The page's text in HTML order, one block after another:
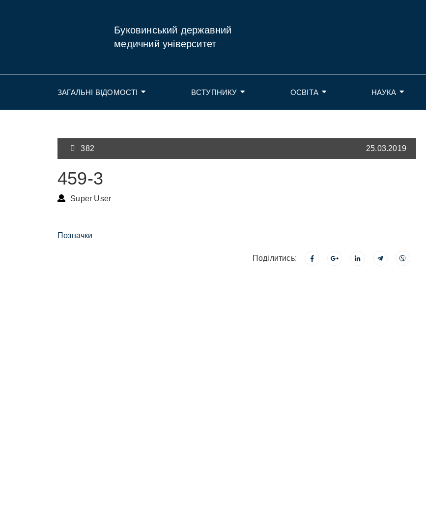
Буковинський державний
медичний університет
ЗАГАЛЬНІ ВІДОМОСТІ ВСТУПНИКУ ОСВІТА НАУКА
382 25.03.2019
459-3
Super User
Позначки
Поділитись: